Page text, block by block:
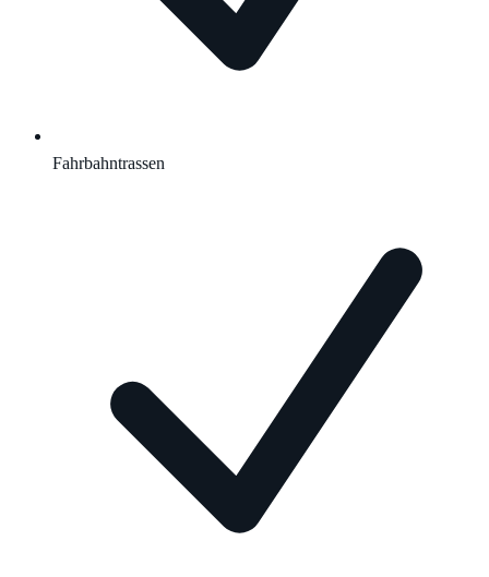
Fahrbahntrassen